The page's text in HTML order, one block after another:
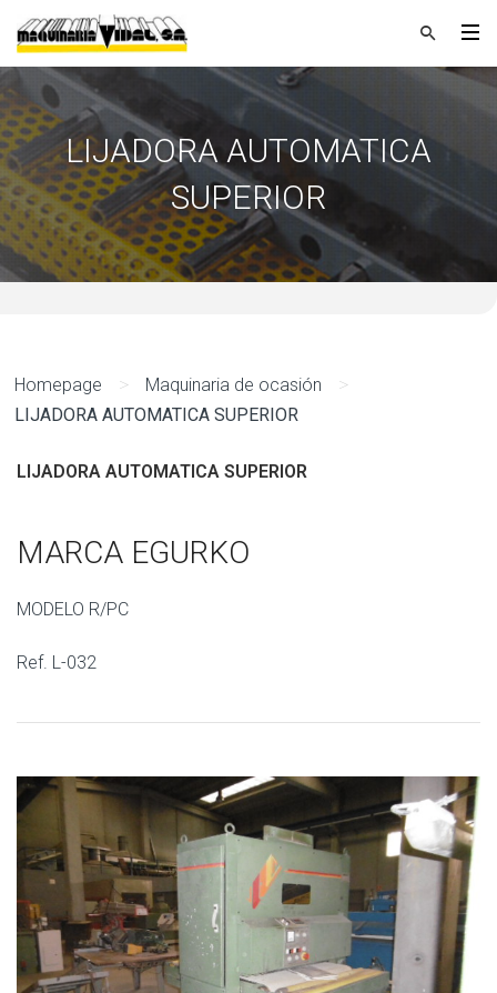
LIJADORA AUTOMATICA
SUPERIOR
Homepage > Maquinaria de ocasión >
LIJADORA AUTOMATICA SUPERIOR
LIJADORA AUTOMATICA SUPERIOR
MARCA EGURKO
MODELO R/PC
Ref. L-032